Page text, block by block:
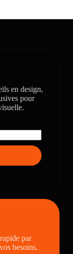
en design,
pour
par
besoins.